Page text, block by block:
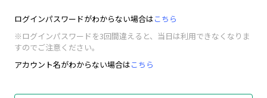
ログインパスワードがわからない場合はこちら
※ログインパスワードを3回間違えると、当日は利用できなくなりま
すのでご注意ください。
アカウント名がわからない場合はこちら